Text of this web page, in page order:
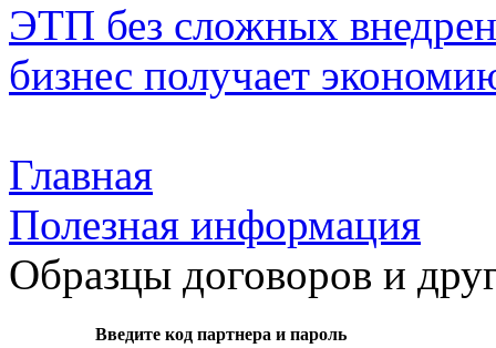
ЭТП без сложных
бизнес получает
Главная
Полезная информация
Образцы договоров и
Введите код партнера и пароль